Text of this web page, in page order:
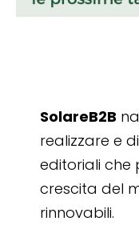
SolareB2B
realizzare e
editoriali che
crescita del
rinnovabili.